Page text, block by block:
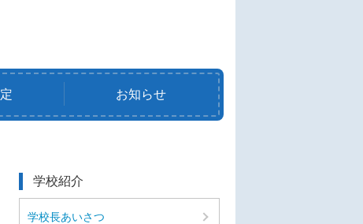
お知らせ
学校紹介
学校長あいさつ